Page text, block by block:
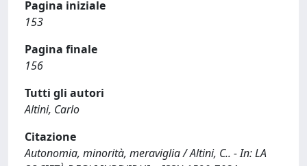
Pagina iniziale
153
Pagina finale
156
Tutti gli autori
Altini, Carlo
Citazione
Autonomia, minorità, meraviglia / Altini, C.. - In: LA